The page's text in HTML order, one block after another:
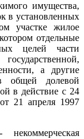
имущества,
в установленных
участке жилое
отдельные
целей части
а другие
общей долевой
в действие с 24
21 апреля 1997